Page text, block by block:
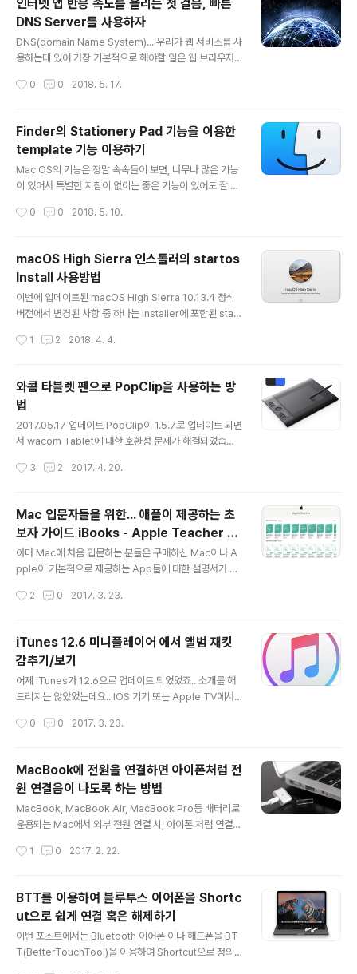
nce -bool Yes 명령을 내린 후에 Logout -> Login을
해 주면, 오직 Dock과 Menu Bar만 Dark Mode로 설정
되고, 나머지는 Light Mode로 동작하게 됩니다. 물론, Li
ght Mode로 전환 후, 다시 Dark Mode로 전환해도 동
인터넷 앱 반응 속도를 올리는 첫 걸음, 빠른
DNS Server를 사용하자
DNS(domain Name System)... 우리가 웹 서비스를 사
용하는데 있어 가장 기본적으로 해야할 일은 웹 브라우저
니다. 물론, 이를 좀 더 편리하게 하기 위해 수 많은 Link를
w.homepage.com 등과 같은 Domain에 접속을 하기
위해서 내부적으로는 IP 주소로 변경이 되어야 합니다. 사
용자가 입력한 도메인 명이 어떤 IP주소인지를 찾고 이를
변환해 주기 위해서는 Domain Server에 접속을 해야하
체제에서 내부적으로 처리를 해 주게 됩니다. 이 과정 ..
0 0 2018. 5. 17.
Finder의 Stationery Pad 기능을 이용한
template 기능 이용하기
Mac OS의 기능은 정말 속속들이 보면, 너무나 많은 기능
이 있어서 특별한 지침이 없이는 좋은 기능이 있어도 잘 활
Finder의 Stationery Pad 기능을 간략하게 소개해 드립
을 만들어 놓고, 사용하기 위한 기능으로 해당 파일을 더블
클릭하면 해당 파일이 직접 열리는 것이 아니고, 해당 파일
의 복사본을 자동으로 생성한 후, 그 복사본 파일을 열어주
는 기능 입니다. 따라서 특정 양식 파일을 Stationery Pa
정하여 새로운 문서를 완성하는 일련의 복잡..
0 0 2018. 5. 10.
macOS High Sierra 인스톨러의 startos
Install 사용방법
이번에 입데이트된 macOS High Sierra 10.13.4 정식
버전에서 변경된 사항 중 하나는 Installer에 포함된 start
에서는 startosinstall 명령에 대해 간략히 정리를 해 봅니
전의 High Sierra가 배포되면, 사용자는 App Store에
서 macOS 업데이트 버튼을 눌러 자동으로 업데이트를 진
행합니다. 이것은 가장 일반적인 방법으로 말 그대로 현 버
전을 새로운 버전으로 단순 업데이트 하는 방법이죠.. 하지
만, 약간 예외적으로 완전히 Clean 설치를 해야 할 경우가
을 경우일텐데요..기존의 경..
1 2 2018. 4. 4.
와콤 타블렛 펜으로 PopClip을 사용하는 방
법
2017.05.17 업데이트 PopClip이 1.5.7로 업데이트 되면
서 wacom Tablet에 대한 호환성 문제가 해결되었습니
원할하지 않으신 분은 PopClip 업데이트를 확인하시기
한 생성하고, Wacom Table의 expressKey나 pen 기
능과 연결하는 방법으로 참고 하시기 바랍니다. 와콤 타블
렛이 지원하는 express key나 Grip Pen에 있는 두 개
의 버튼으로 할 수 있는 일은 무궁무진 합니다. Wacom 타
블렛 만의 또 하나의 강점이기도 하죠.. 물론 다른 기업의
와큼 만큼 광범위한 동작을 지원하..
3 2 2017. 4. 20.
Mac 입문자들을 위한... 애플이 제공하는 초
보자 가이드 iBooks - Apple Teacher &
Apple Education
아마 Mac에 처음 입문하는 분들은 구매하신 Mac이나 A
pple이 기본적으로 제공하는 App들에 대한 설명서가 없
분들도 계시리라 생각됩니다. 물론 서점이나 온라인 서적
를 시간 나실 때마다 하나씩 읽어 보는 것도 Mac에 입문
하신 분들에게는 좋은 방법이 될 수 있습니다. Apple Tea
cher와 Apple Education은 애플이 제공하는 각종 Star
ter Guide를 모아 놓은 Library 입니다. 물론 국내 사용
영문 이라는 점..... 동일한 Title의 ..
2 0 2017. 3. 23.
iTunes 12.6 미니플레이어 에서 앨범 재킷
감추기/보기
어제 iTunes가 12.6으로 업데이트 되었었죠.. 소개를 해
드리지는 않았었는데요.. IOS 기기 또는 Apple TV에서
주요 업데이트 내용이기에, 국내 사용자들에게는 큰 매릿
이번 업데이트에서 미니 플레이어와 관련되어 UI 변경 사
항이 있어 간략하게 소개를 해 드립니다. 기존 iTunes에서
는 미니 플레이어 UI에서 앨범 재킷이 좌측에 작게 표시가
되었었는데요.. 12.6으로 업데이트 되면서 앨범 재킷이 표
시되지 않게 되었습니다. 대신, 위의 스샷에서 보시는 바와
Hide MiniPlayer Large Artwork 혹은 S..
0 0 2017. 3. 23.
MacBook에 전원을 연결하면 아이폰처럼 전
원 연결음이 나도록 하는 방법
MacBook, MacBook Air, MacBook Pro등 배터리로
운용되는 Mac에서 외부 전원 연결 시, 아이폰 처럼 연결음
을 수행합니다. defaults write com.apple.PowerChi
의 명령을 실행 후, 전원 케이블을 빼고 다시 연결하면 연결
사운드가 나는 것을 확인할 수 있습니다. 해당 기능을 제거
하려면, 아래의 명령을 수행합니다. defaults write co
m.apple.PowerChime ChimeOnAllHardware -b
1 0 2017. 2. 22.
BTT를 이용하여 블루투스 이어폰을 Shortc
ut으로 쉽게 연결 혹은 해제하기
이번 포스트에서는 Bluetooth 이어폰 이나 해드폰을 BT
T(BetterTouchTool)을 이용하여 Shortcut으로 정의